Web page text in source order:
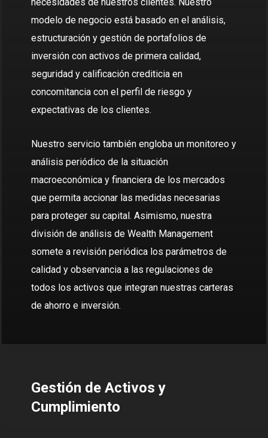
modelo de negocio está basado en el análisis,
estructuración y gestión de portafolios de
inversión con activos de primera calidad,
seguridad y calificación crediticia en
concomitancia con el perfil de riesgo y
expectativas de los clientes.
Nuestro servicio también engloba un monitoreo y
análisis periódico de la situación
macroeconómica y financiera de los mercados
que permita accionar las medidas necesarias
para proteger su capital. Asimismo, nuestra
división de análisis de Wealth Management
somete a revisión periódica los parámetros de
calidad y observancia a las regulaciones de
todos los activos que integran nuestras carteras
de ahorro e inversión.
Gestión de Activos y
Cumplimiento